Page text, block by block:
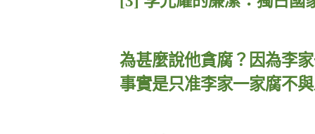
為甚麼說他貪腐？因為李
事實是只准李家一家腐不